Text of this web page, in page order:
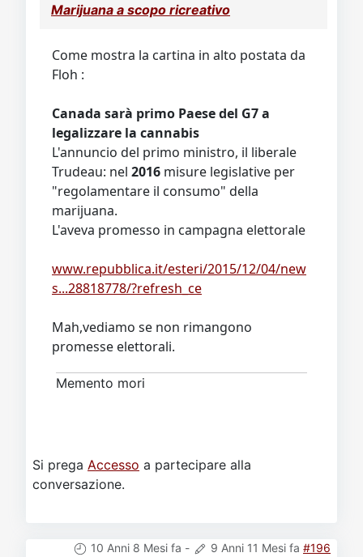
Marijuana a scopo ricreativo
Come mostra la cartina in alto postata da
Floh :
Canada sarà primo Paese del G7 a
legalizzare la cannabis
L'annuncio del primo ministro, il liberale
Trudeau: nel 2016 misure legislative per
"regolamentare il consumo" della
marijuana.
L'aveva promesso in campagna elettorale
www.repubblica.it/esteri/2015/12/04/new
s...28818778/?refresh_ce
Mah,vediamo se non rimangono
promesse elettorali.
Memento mori
Si prega Accesso a partecipare alla
conversazione.
10 Anni 8 Mesi fa - 9 Anni 11 Mesi fa #196